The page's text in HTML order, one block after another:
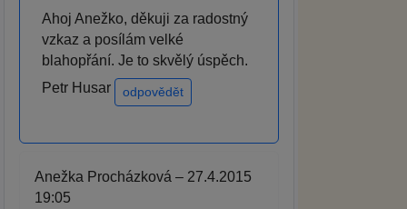
Ahoj Anežko, děkuji za radostný
vzkaz a posílám velké
blahopřání. Je to skvělý úspěch.
Petr Husar
odpovědět
Anežka Procházková – 27.4.2015
19:05